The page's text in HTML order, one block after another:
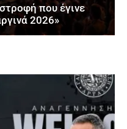
που έγινε
2026»